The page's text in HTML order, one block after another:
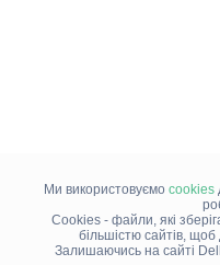
Ми використовуємо cookies
Cookies - файли, які
більшістю сайтів,
Залишаючись на сайті